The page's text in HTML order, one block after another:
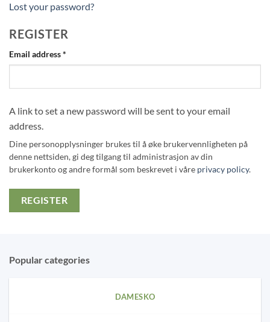
Lost your password?
REGISTER
Email address*
A link to set a new password will be sent to your email
address.
Dine personopplysninger brukes til å øke brukervennligheten på
denne nettsiden, gi deg tilgang til administrasjon av din
brukerkonto og andre formål som beskrevet i våre privacy policy.
REGISTER
Popular categories
DAMESKO